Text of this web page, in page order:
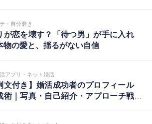
・自分磨き
が恋を壊す？「待つ男」が手に入れ
物の愛と、揺るがない自信
アプリ・ネット婚活
文付き】婚活成功者のプロフィール
術｜写真・自己紹介・アプローチ戦